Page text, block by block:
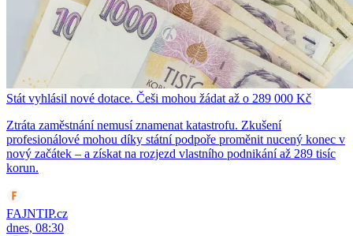
Stát vyhlásil nové dotace. Češi mohou žádat až o 289 000 Kč
Ztráta zaměstnání nemusí znamenat katastrofu. Zkušení
profesionálové mohou díky státní podpoře proměnit nucený konec v
nový začátek – a získat na rozjezd vlastního podnikání až 289 tisíc
korun.
FAJNTIP.cz
dnes, 08:30